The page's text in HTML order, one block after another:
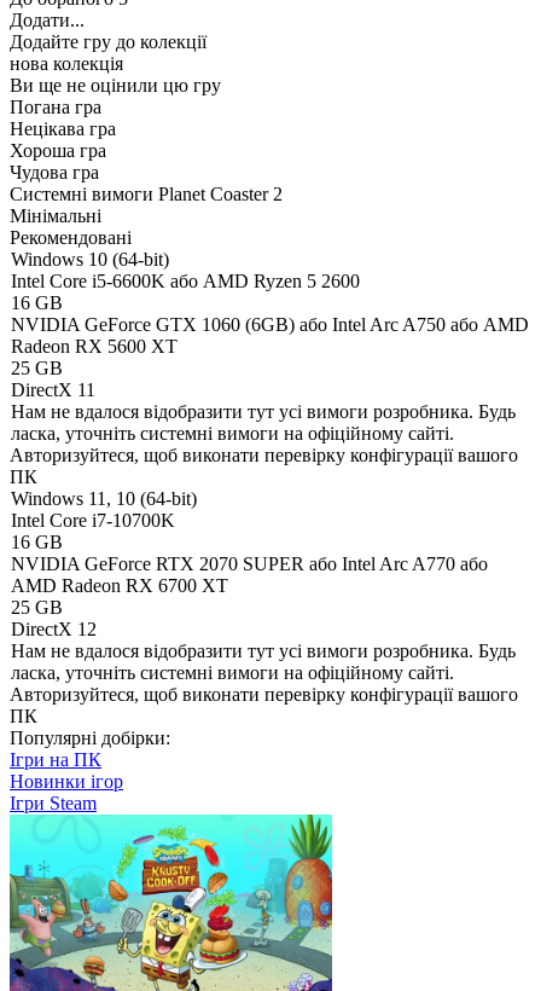
Додати...
Додайте гру до колекції
нова колекція
Ви ще не оцінили цю гру
Погана гра
Нецікава гра
Хороша гра
Чудова гра
Системні вимоги Planet Coaster 2
Мінімальні
Рекомендовані
Windows 10 (64-bit)
Intel Core i5-6600K або AMD Ryzen 5 2600
16 GB
NVIDIA GeForce GTX 1060 (6GB) або Intel Arc A750 або AMD
Radeon RX 5600 XT
25 GB
DirectX 11
Нам не вдалося відобразити тут усі вимоги розробника. Будь
ласка, уточніть системні вимоги на офіційному сайті.
Авторизуйтеся, щоб виконати перевірку конфігурації вашого
ПК
Windows 11, 10 (64-bit)
Intel Core i7-10700K
16 GB
NVIDIA GeForce RTX 2070 SUPER або Intel Arc A770 або
AMD Radeon RX 6700 XT
25 GB
DirectX 12
Нам не вдалося відобразити тут усі вимоги розробника. Будь
ласка, уточніть системні вимоги на офіційному сайті.
Авторизуйтеся, щоб виконати перевірку конфігурації вашого
ПК
Популярні добірки:
Ігри на ПК
Новинки ігор
Ігри Steam